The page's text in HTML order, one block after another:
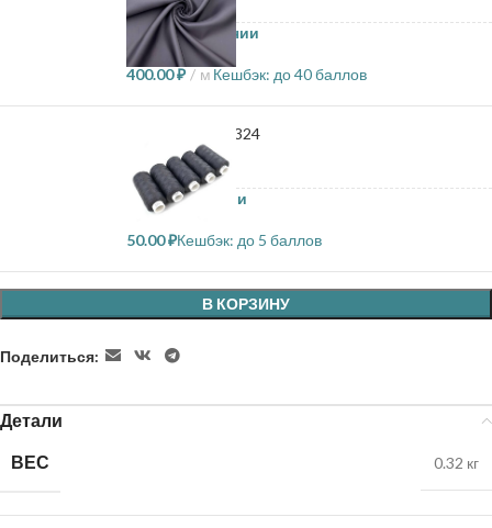
400.00₽ м Кешбэк: до 40 баллов
27.6 в наличии
Нитки Dor tak - 324
50.00₽Кешбэк: до 5 баллов
11 в наличии
В КОРЗИНУ
Поделиться:
Детали
ВЕС
0.32 кг